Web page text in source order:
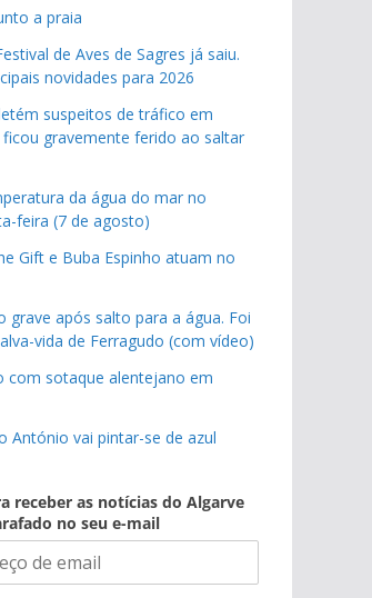
a praia
de Aves de Sagres já saiu.
novidades para 2026
suspeitos de tráfico em
ficou gravemente ferido ao saltar
da água do mar no
feira (7 de agosto)
Gift e Buba Espinho atuam no
grave após salto para a água. Foi
vida de Ferragudo (com vídeo)
com sotaque alentejano em
António vai pintar-se de azul
receber as notícias do Algarve
no seu e-mail